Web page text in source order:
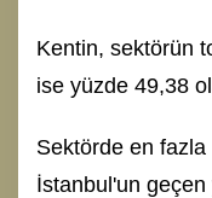
Kentin, sektörün
ise yüzde 49,38
Sektörde en
İstanbul'un geçen